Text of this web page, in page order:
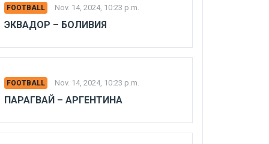
FOOTBALL Nov. 14, 2024, 10:23 p.m.
ЭКВАДОР – БОЛИВИЯ
FOOTBALL Nov. 14, 2024, 10:23 p.m.
ПАРАГВАЙ – АРГЕНТИНА